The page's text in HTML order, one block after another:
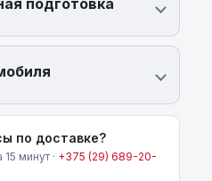
по доставке?
минут · +375 (29) 689-20-